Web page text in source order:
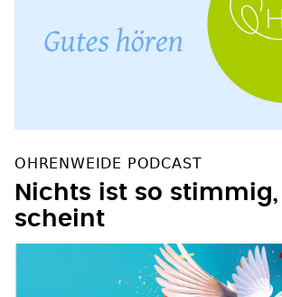
OHRENWEIDE PODCAST
Nichts ist so stimmig,
scheint